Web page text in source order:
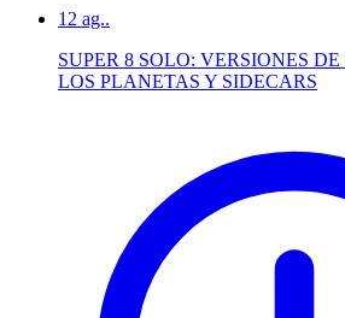
12 ag..
SUPER 8 SOLO: VERSIONES
LOS PLANETAS Y SIDECARS